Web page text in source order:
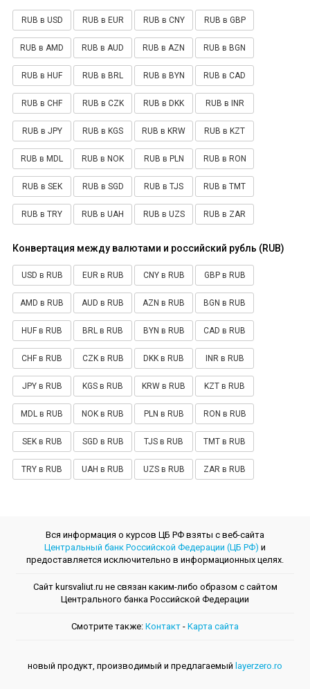
RUB в USD RUB в EUR RUB в CNY RUB в GBP
RUB в AMD RUB в AUD RUB в AZN RUB в BGN
RUB в HUF RUB в BRL RUB в BYN RUB в CAD
RUB в CHF RUB в CZK RUB в DKK RUB в INR
RUB в JPY RUB в KGS RUB в KRW RUB в KZT
RUB в MDL RUB в NOK RUB в PLN RUB в RON
RUB в SEK RUB в SGD RUB в TJS RUB в TMT
RUB в TRY RUB в UAH RUB в UZS RUB в ZAR
Конвертация между валютами и российский рубль (RUB)
USD в RUB EUR в RUB CNY в RUB GBP в RUB
AMD в RUB AUD в RUB AZN в RUB BGN в RUB
HUF в RUB BRL в RUB BYN в RUB CAD в RUB
CHF в RUB CZK в RUB DKK в RUB INR в RUB
JPY в RUB KGS в RUB KRW в RUB KZT в RUB
MDL в RUB NOK в RUB PLN в RUB RON в RUB
SEK в RUB SGD в RUB TJS в RUB TMT в RUB
TRY в RUB UAH в RUB UZS в RUB ZAR в RUB
Вся информация о курсов ЦБ РФ взяты с веб-сайта
Центральный банк Российской Федерации (ЦБ РФ) и
предоставляется исключительно в информационных целях.
Сайт kursvaliut.ru не связан каким-либо образом с сайтом
Центрального банкa Российской Федерации
Смотрите также: Контакт - Kарта сайта
новый продукт, производимый и предлагаемый layerzero.ro